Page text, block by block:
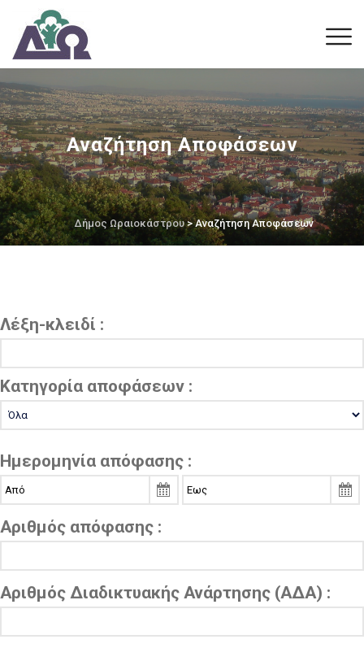
Αναζήτηση Αποφάσεων
Δήμος Ωραιοκάστρου> Αναζήτηση Αποφάσεων
Λέξη-κλειδί :
Κατηγορία αποφάσεων :
Ημερομηνία απόφασης :
Αριθμός απόφασης :
Αριθμός Διαδικτυακής Ανάρτησης (ΑΔΑ) :